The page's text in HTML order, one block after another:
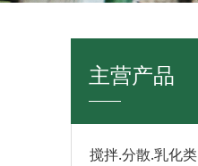
主营产品
搅拌.分散.乳化类